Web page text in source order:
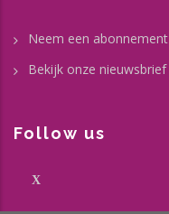
Neem een abonnement
Bekijk onze nieuwsbrief
Follow us
X